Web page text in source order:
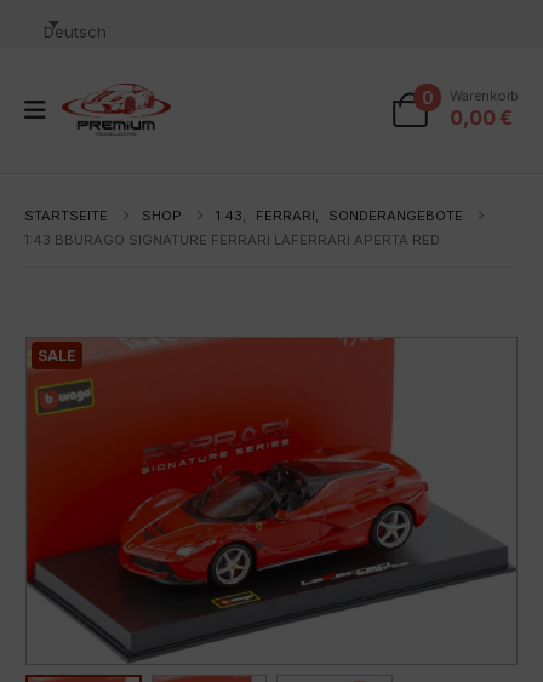
Deutsch
0 Warenkorb
0,00 €
STARTSEITE SHOP 1:43, FERRARI,
SONDERANGEBOTE
1:43 BBURAGO SIGNATURE FERRARI LAFERRARI APERTA RED
SALE